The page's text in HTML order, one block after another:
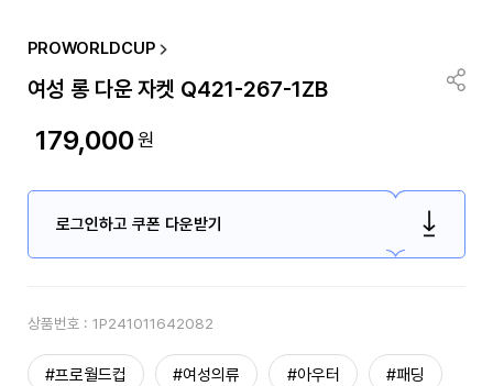
PROWORLDCUP
여성 롱 다운 자켓 Q421-267-1ZB
179,000원
로그인하고 쿠폰 다운받기
상품번호 : 1P241011642082
#프로월드컵 #여성의류 #아우터 #패딩